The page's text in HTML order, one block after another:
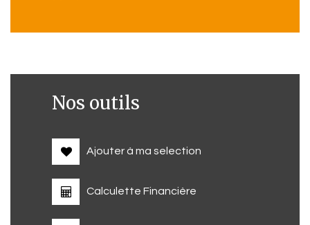
Nos outils
Ajouter à ma selection
Calculette Financière